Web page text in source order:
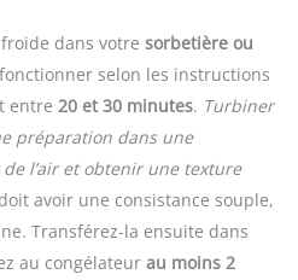
dans votre sorbetière ou
selon les instructions
entre 20 et 30 minutes. Turbiner
préparation dans une
l’air et obtenir une texture
avoir une consistance souple,
Transférez-la ensuite dans
au congélateur au moins 2